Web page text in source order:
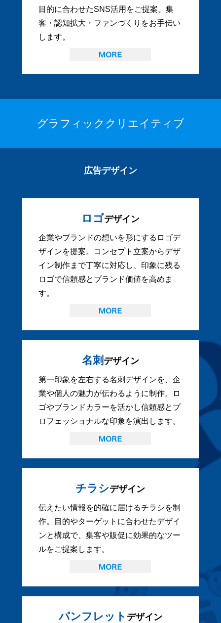
目的に合わせたSNS活用をご提案。集
客・認知拡大・ファンづくりをお手伝い
します。
グラフィッククリエイティブ
広告デザイン
ロゴデザイン
企業やブランドの想いを形にするロゴデ
ザインを提案。コンセプト立案からデザ
イン制作まで丁寧に対応し、印象に残る
ロゴで信頼感とブランド価値を高めま
す。
名刺 デザイン
第一印象を左右する名刺デザインを、企
業や個人の魅力が伝わるように制作。ロ
ゴやブランドカラーを活かし信頼感とプ
ロフェッショナルな印象を演出します。
チラシデザイン
伝えたい情報を的確に届けるチラシを制
作。目的やターゲットに合わせたデザイ
ンと構成で、集客や販促に効果的なツー
ルをご提案します。
パンフレット デザイン